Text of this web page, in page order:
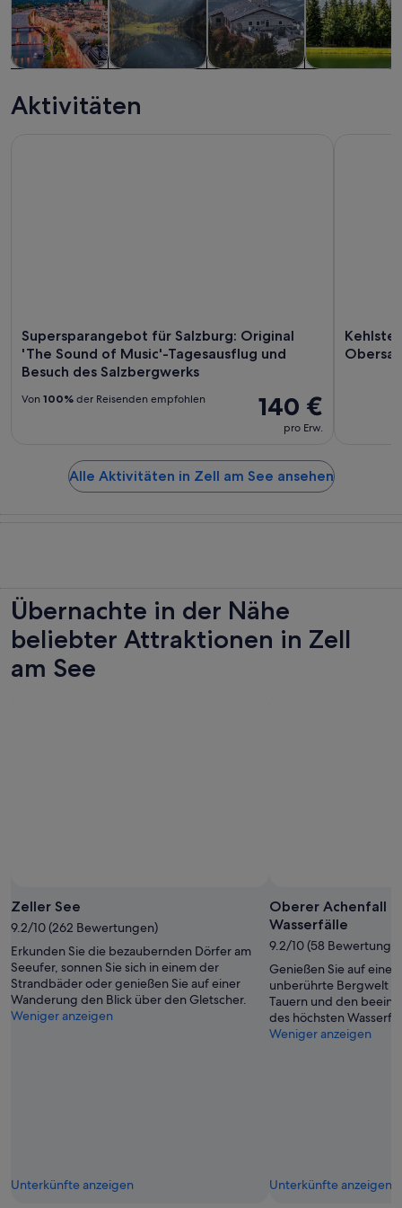
Tagesausflüge
individuelle
Touren
Aktivitäten
Supersparangebot für Salzburg: Original
'The Sound of Music'-Tagesausflug und
Besuch des Salzbergwerks
140 €
pro Erw.
Von 100% der Reisenden empfohlen
Alle Aktivitäten in Zell am See ansehen
Übernachte in der Nähe
beliebter Attraktionen in Zell
am See
Zeller See
9.2/10 (262 Bewertungen)
Erkunden Sie die bezaubernden Dörfer am
Seeufer, sonnen Sie sich in einem der
Strandbäder oder genießen Sie auf einer
Wanderung den Blick über den Gletscher.
Weniger anzeigen
Unterkünfte anzeigen
Oberer Achenfall
Wasserfälle
9.2/10 (58
Genießen Sie auf
unberührte Bergwelt
Tauern und den
des höchsten
Weniger anzeigen
Unterkünfte anzeigen